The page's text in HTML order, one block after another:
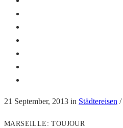
21 September, 2013 in Städtereisen /
MARSEILLE: TOUJOUR